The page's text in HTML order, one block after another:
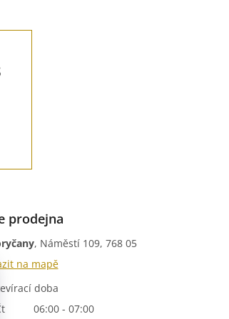
prodejna
, Náměstí 109, 768 05
na mapě
doba
06:00 - 07:00